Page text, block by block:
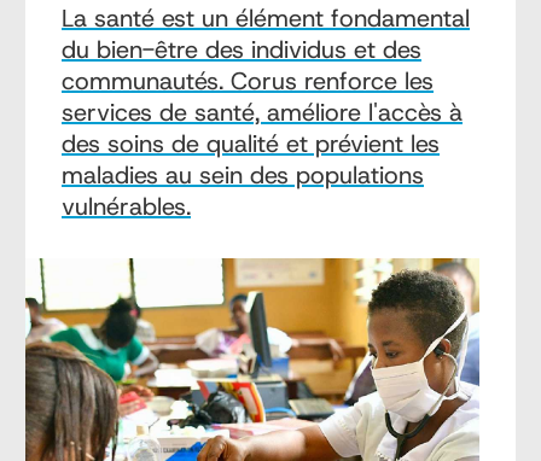
La santé est un élément fondamental
du bien-être des individus et des
communautés. Corus renforce les
services de santé, améliore l'accès à
des soins de qualité et prévient les
maladies au sein des populations
vulnérables.